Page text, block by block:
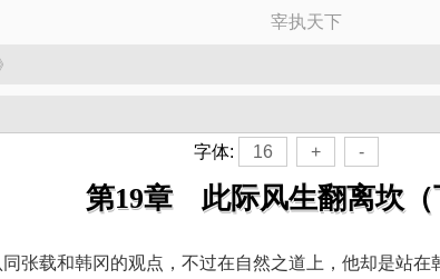
宰执天下
字体: 16 + -
第19章 此际风生翻离坎（
张载和韩冈的观点，不过在自然之道上，他却是站